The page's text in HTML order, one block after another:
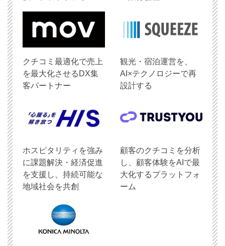
クチコミ最適化で売上
を最大化させるDX集
客パートナー
観光・宿泊運営を、
AI×テクノロジーで再
設計する
ホスピタリティを強み
に課題解決・経済促進
を支援し、持続可能な
地域社会を共創
顧客のクチコミを分析
し、顧客体験をAIで最
大化するプラットフォ
ーム